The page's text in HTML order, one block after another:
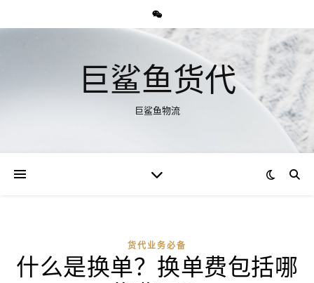
巨鲨鱼货代
巨鲨鱼物流
货代业务必备
什么是换单？换单费包括哪